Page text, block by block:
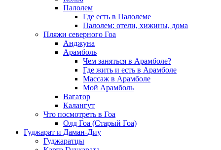
Палолем
Где есть в Палолеме
Палолем: отели, хижины, дома
Пляжи северного Гоа
Анджуна
Арамболь
Чем заняться в Арамболе?
Где жить и есть в Арамболе
Массаж в Арамболе
Мой Арамболь
Вагатор
Калангут
Что посмотреть в Гоа
Олд Гоа (Старый Гоа)
Гуджарат и Даман-Диу
Гуджаратцы